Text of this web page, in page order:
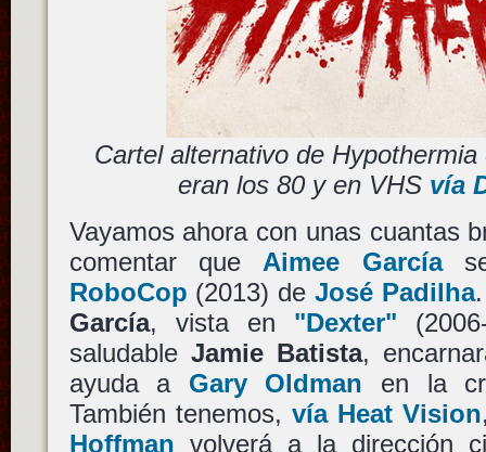
Cartel alternativo de
eran los 80 y en VHS vía
Vayamos ahora con unas cuantas
comentar que Aimee Garcíase
RoboCop (2013) deJosé Padilha
García, vista en "Dexter"
saludable Jamie Batista,
ayuda a Gary Oldman en la
También tenemos, vía Heat Vision
Hoffman volverá a la dirección